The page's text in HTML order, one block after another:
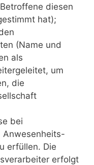
diesen
hat);
(Name und
als
um
die
bei
Anwesenheits-
erfüllen. Die
erfolgt